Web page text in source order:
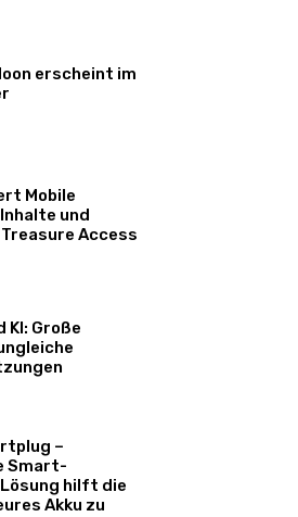
erscheint im
Mobile
und
Access
KI: Große
–
Smart-
hilft die
Akku zu